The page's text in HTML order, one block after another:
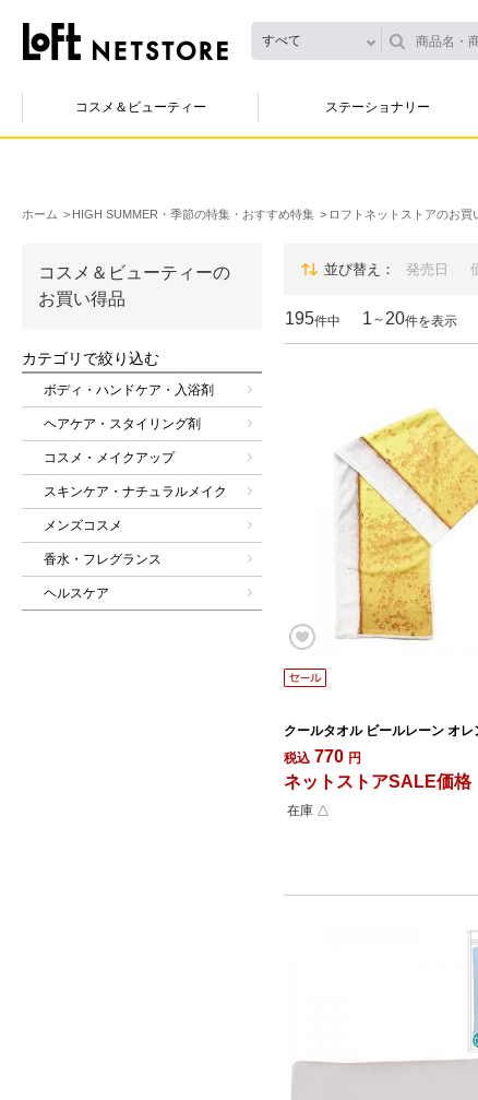
すべて
コスメ＆ビューティー ステーショナリー
ホーム HIGH SUMMER・季節の特集・おすすめ特集 ロフトネットストアのお買
コスメ＆ビューティーの
お買い得品
カテゴリで絞り込む
ボディ・ハンドケア・入浴剤
ヘアケア・スタイリング剤
コスメ・メイクアップ
スキンケア・ナチュラルメイク
メンズコスメ
香水・フレグランス
ヘルスケア
並び替え 発売日
195件中 1 ～ 20件を表示
クールタオル ビールレーン オレ
税込 770 円
ネットストアSALE価格
在庫 △